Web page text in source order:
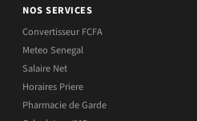
NOS SERVICES
Convertisseur FCFA
Meteo Senegal
Salaire Net
Horaires Priere
Pharmacie de Garde